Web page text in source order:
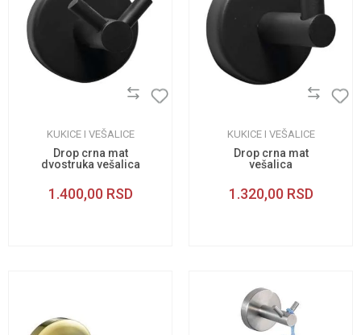
KUKICE I VEŠALICE
Drop crna mat
dvostruka vešalica
1.400,00 RSD
KUKICE I VEŠALICE
Drop crna mat
vešalica
1.320,00 RSD